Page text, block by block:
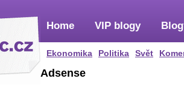
Home
Ekonomika Politika Svět
VIP blogy
Adsense